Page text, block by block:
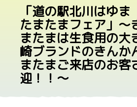
「道の駅北川はゆ
たまたまフェア」～
またまは生食用の大
崎ブランドのきんか
またまご来店のお客
迎！！～